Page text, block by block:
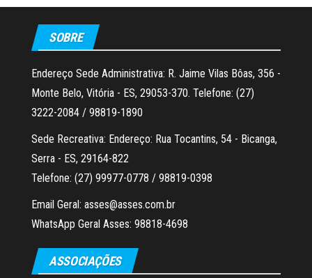
SOBRE
Endereço Sede Administrativa: R. Jaime Vilas Bôas, 356 -
Monte Belo, Vitória - ES, 29053-370. Telefone: (27)
3222-2084 / 98819-1890
Sede Recreativa: Endereço: Rua Tocantins, 54 - Bicanga,
Serra - ES, 29164-822
Telefone: (27) 99977-0778 / 98819-0398
Email Geral: asses@asses.com.br
WhatsApp Geral Asses: 98818-4698
ASSOCIAÇÕES